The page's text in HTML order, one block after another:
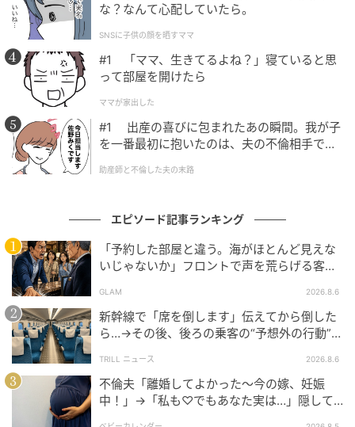
な？なんて心配していたら。
SNSに子供の顔を晒すママ
#1 「ママ、生きてるよね？」寝ていると思
って部屋を開けたら
ママが家出した
#1 出産の喜びに包まれたあの瞬間。我が子
を一番最初に抱いたのは、夫の不倫相手でし
助産師と不倫した夫の末路
エピソード記事ランキング
「予約した部屋と違う。海がほとんど見えな
いじゃないか」フロントで声を荒らげる客。
GLAM 2026.8.6
新幹線で「席を倒します」伝えてから倒した
ら…→その後、後ろの乗客の“予想外の行動”に
TRILL ニュース 2026.8.6
不倫夫「離婚してよかった〜今の嫁、妊娠
中！」→「私も♡でもあなた実は…」隠して